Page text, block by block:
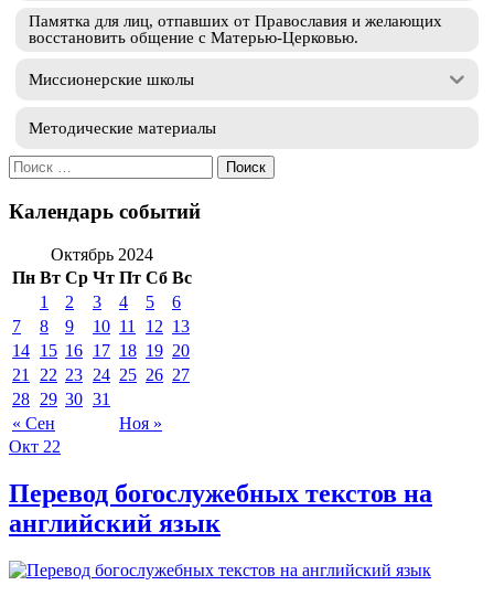
Памятка для лиц, отпавших от Православия и желающих
восстановить общение с Матерью-Церковью.
Миссионерские школы
Методические материалы
Искать:
Календарь событий
Октябрь 2024
Пн Вт Ср Чт Пт Сб Вс
« Сен Ноя »
1 2 3 4 5
6
7
8 9 10 11 12 13
14 15 16 17 18 19 20
21
22 23 24 25 26 27
28 29 30 31
Окт 22
Перевод богослужебных текстов на
английский язык